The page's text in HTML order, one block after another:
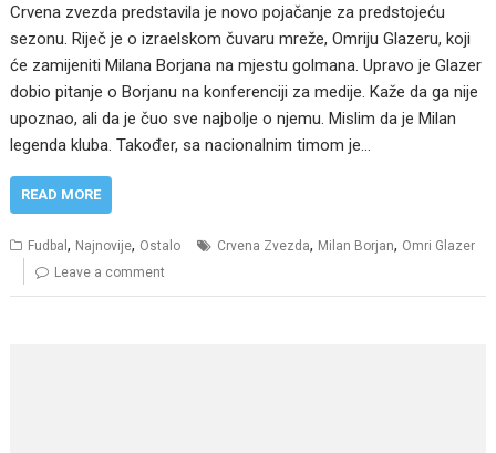
Crvena zvezda predstavila je novo pojačanje za predstojeću
sezonu. Riječ je o izraelskom čuvaru mreže, Omriju Glazeru, koji
će zamijeniti Milana Borjana na mjestu golmana. Upravo je Glazer
dobio pitanje o Borjanu na konferenciji za medije. Kaže da ga nije
upoznao, ali da je čuo sve najbolje o njemu. Mislim da je Milan
legenda kluba. Također, sa nacionalnim timom je…
READ MORE
Fudbal, Najnovije, Ostalo Crvena Zvezda, Milan Borjan, Omri Glazer
Leave a comment